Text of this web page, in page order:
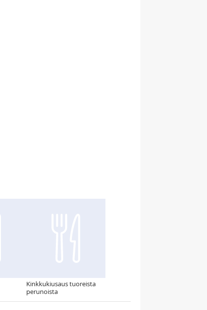
Kinkkukiusaus tuoreista
perunoista